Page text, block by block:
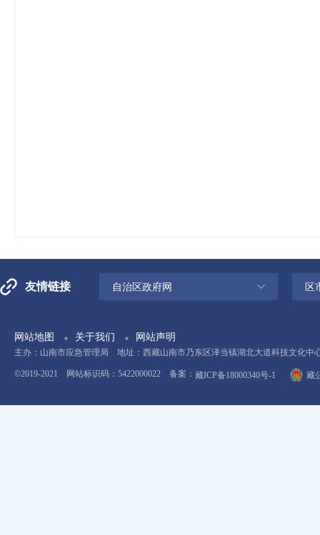
友情链接 自治区政府网 区
网站地图 关于我们 网站声明
主办：山南市应急管理局 地址：西藏山南市乃东区泽当镇湖北大道科技文化中
©2019-2021 网站标识码：5422000022 备案： 藏ICP备18000340号-1 藏